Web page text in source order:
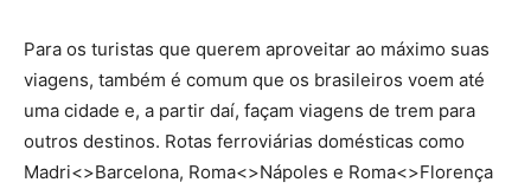
Para os turistas que querem aproveitar ao máximo suas
viagens, também é comum que os brasileiros voem até
uma cidade e, a partir daí, façam viagens de trem para
outros destinos. Rotas ferroviárias domésticas como
Madri<>Barcelona, Roma<>Nápoles e Roma<>Florença